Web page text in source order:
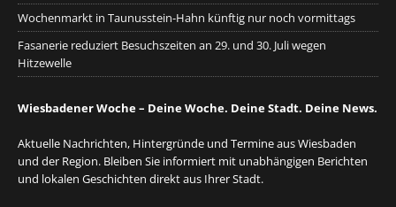
Wochenmarkt in Taunusstein-Hahn künftig nur noch vormittags
Fasanerie reduziert Besuchszeiten an 29. und 30. Juli wegen
Hitzewelle
Wiesbadener Woche – Deine Woche. Deine Stadt. Deine News.
Aktuelle Nachrichten, Hintergründe und Termine aus Wiesbaden
und der Region. Bleiben Sie informiert mit unabhängigen Berichten
und lokalen Geschichten direkt aus Ihrer Stadt.